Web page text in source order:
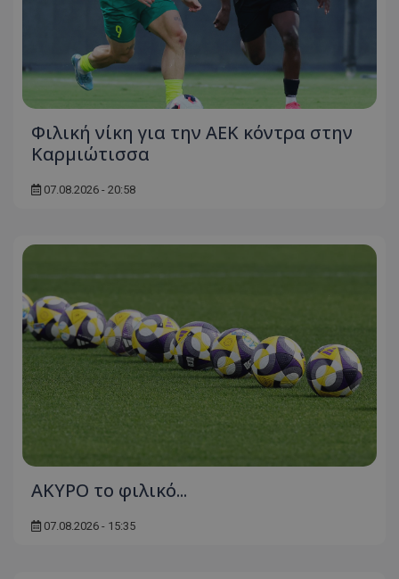
Φιλική νίκη για την ΑΕΚ κόντρα στην
Καρμιώτισσα
07.08.2026 - 20:58
AKYΡΟ το φιλικό...
07.08.2026 - 15:35